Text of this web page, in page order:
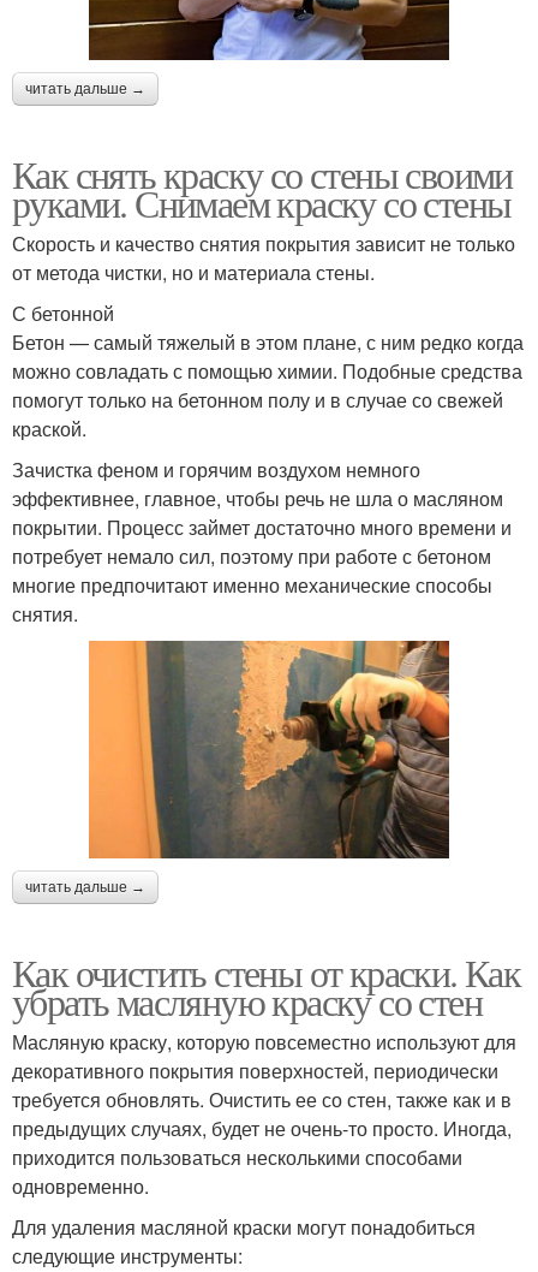
читать дальше →
Как снять краску со стены своими
руками. Снимаем краску со стены
Скорость и качество снятия покрытия зависит не только
от метода чистки, но и материала стены.
С бетонной
Бетон — самый тяжелый в этом плане, с ним редко когда
можно совладать с помощью химии. Подобные средства
помогут только на бетонном полу и в случае со свежей
краской.
Зачистка феном и горячим воздухом немного
эффективнее, главное, чтобы речь не шла о масляном
покрытии. Процесс займет достаточно много времени и
потребует немало сил, поэтому при работе с бетоном
многие предпочитают именно механические способы
снятия.
читать дальше →
Как очистить стены от краски. Как
убрать масляную краску со стен
Масляную краску, которую повсеместно используют для
декоративного покрытия поверхностей, периодически
требуется обновлять. Очистить ее со стен, также как и в
предыдущих случаях, будет не очень-то просто. Иногда,
приходится пользоваться несколькими способами
одновременно.
Для удаления масляной краски могут понадобиться
следующие инструменты: